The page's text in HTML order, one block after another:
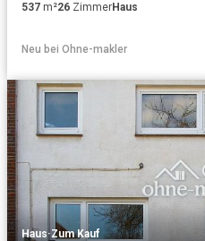
537 m²26 ZimmerHaus
Neu bei Ohne-makler
Haus·Zum Kauf